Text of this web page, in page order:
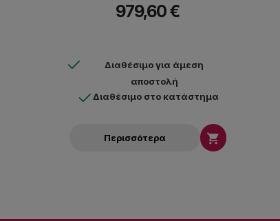
δικτύου Dante. Η τροφοδοσία, ο έλεγχος και η
979,60 €
Διαθέσιμο για άμεση
αποστολή
Διαθέσιμο στο κατάστημα
Περισσότερα 